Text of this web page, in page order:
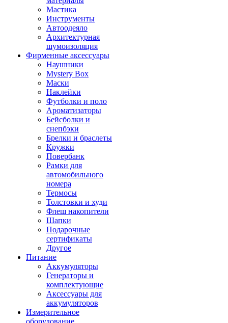
Мастика
Инструменты
Автоодеяло
Архитектурная
шумоизоляция
Фирменные аксессуары
Наушники
Mystery Box
Маски
Наклейки
Футболки и поло
Ароматизаторы
Бейсболки и
снепбэки
Брелки и браслеты
Кружки
Повербанк
Рамки для
автомобильного
номера
Термосы
Толстовки и худи
Флеш накопители
Шапки
Подарочные
сертификаты
Другое
Питание
Аккумуляторы
Генераторы и
комплектующие
Аксессуары для
аккумуляторов
Измерительное
оборудование